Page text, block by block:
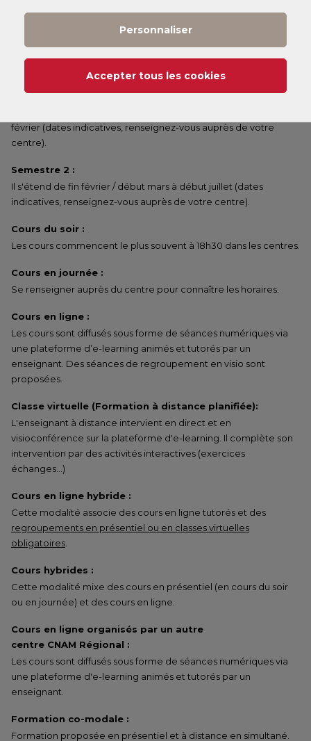
Semestre 1 :
février (dates indicatives, renseignez-vous auprès de votre
centre).
Semestre 2 :
Il s'étend de fin février / début mars à début juillet (dates
indicatives, renseignez-vous auprès de votre centre).
Cours du soir :
Les cours commencent le plus souvent à 18h30 dans les centres.
Cours en journée :
Se renseigner auprès du centre pour connaître les horaires.
Cours en ligne :
Les cours sont diffusés sous forme de séances numériques via
une plateforme d’e-learning animés et tutorés par un
enseignant. Des séances de regroupement en visio sont
proposées.
Classe virtuelle (Formation à distance planifiée):
L'enseignant à distance intervient en direct et en
visioconférence sur la plateforme d'e-learning. Il complète son
intervention par des activités interactives (exercices
échanges…)
Cours en ligne hybride :
Cette modalité associe des cours en ligne tutorés et des
regroupements en présentiel ou en classes virtuelles
obligatoires
Cours hybrides :
Cette modalité mixe des cours en présentiel (en cours du soir
ou en journée) et des cours en ligne.
Cours en ligne organisés par un autre
centre CNAM Régional :
Les cours sont diffusés sous forme de séances numériques via
une plateforme d'e-learning animés et tutorés par un
enseignant.
Formation co-modale :
Formation proposée en présentiel et à distance en simultané.
Personnaliser
Accepter tous les cookies